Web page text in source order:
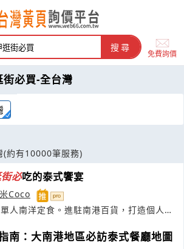
搜尋
免費詢價
街必買-全台灣
(約有10000筆服務)
必吃的泰式饗宴
Coco
人南洋定食。進駐南港百貨，打造個人獨
南：大南港地區必訪泰式餐廳地圖